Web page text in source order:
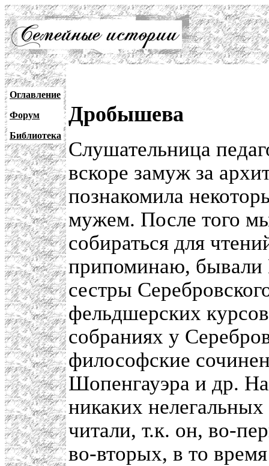
Оглавление
Форум
Библиотека
Дробышева
Слушательница
вскоре замуж за
познакомила
мужем. После того
собираться для
припоминаю, бывали
сестры
фельдшерских
собраниях у
философские
Шопенгауэра и др.
никаких
читали, т.к. он, во-
во-вторых, в то